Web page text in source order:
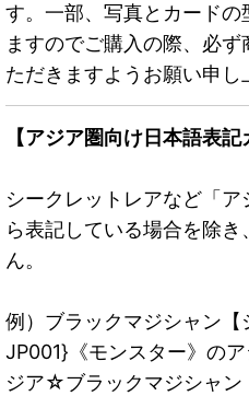
す。一部、写真とカード
ますのでご購入の際、必
ただきますようお願い申し
【アジア圏向け日本語表記
シークレットレアなど「
ら表記している場合を除
ん。
例）ブラックマジシャン
JP001}《モンスター》の
ジア☆ブラックマジシャン